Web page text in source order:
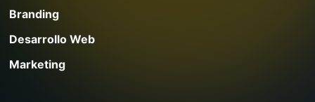
Branding
Desarrollo Web
Marketing